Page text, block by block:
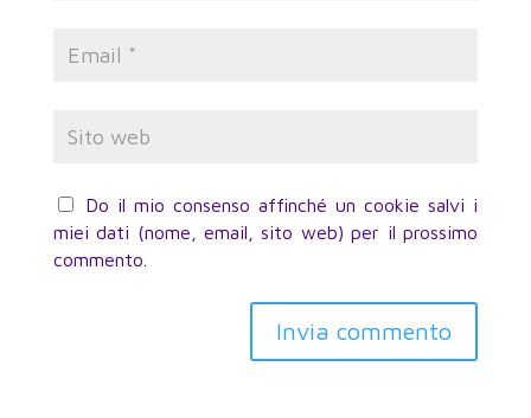
Do il mio consenso affinché un cookie salvi i
miei dati (nome, email, sito web) per il prossimo
commento.
Invia commento